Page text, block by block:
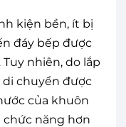
kiện bền, ít bị
đáy bếp được
nhiên, do lắp
chuyển được
của khuôn
chức năng hơn